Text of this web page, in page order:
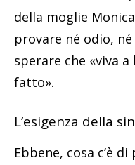
della moglie
provare né odio,
sperare che «viva
fatto».
L’esigenza della
Ebbene, cosa c’è